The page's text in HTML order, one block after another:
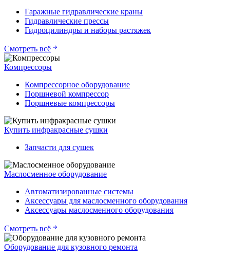
Гаражные гидравлические краны
Гидравлические прессы
Гидроцилиндры и наборы растяжек
Смотреть всё
Компрессоры
Компрессорное оборудование
Поршневой компрессор
Поршневые компрессоры
Купить инфракрасные сушки
Запчасти для сушек
Маслосменное оборудование
Автоматизированные системы
Аксессуары для маслосменного оборудования
Аксессуары маслосменного оборудования
Смотреть всё
Оборудование для кузовного ремонта